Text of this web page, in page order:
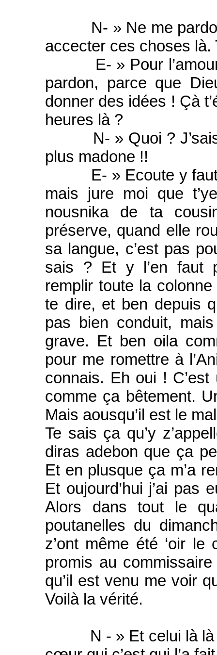
N- » Ne me
accecter ces choses là.
E- » Pour l’amour
pardon, parce que
donner des idées ! Çà
heures là ?
N- » Quoi ? J’sais
plus madone !!
E- » Ecoute y faut
mais jure moi que
nousnika de ta
préserve, quand elle
sa langue, c’est pas
sais ? Et y l’en faut
remplir toute la colonne
te dire, et ben depuis
pas bien conduit,
grave. Et ben oila
pour me romettre à
connais. Eh oui ! C’est
comme ça bêtement.
Mais aousqu’il est le
Te sais ça qu’y
diras adebon que ça
Et en plusque ça m’a
Et oujourd’hui j’ai pas
Alors dans tout le
poutanelles du
z’ont même été ‘oir le
promis au
qu’il est venu me voir
Voilà la vérité.
N - » Et celui là là